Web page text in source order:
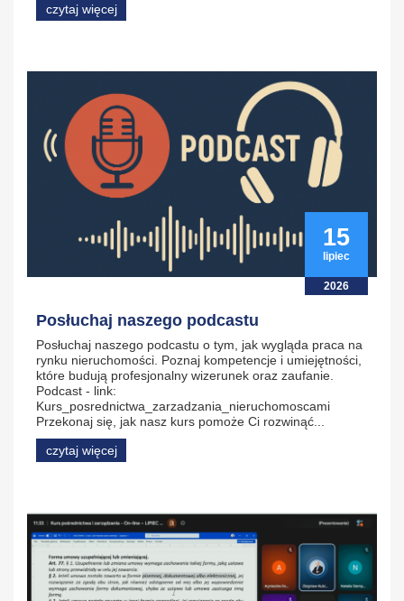
czytaj więcej
15
lipiec
2026
Posłuchaj naszego podcastu
Posłuchaj naszego podcastu o tym, jak wygląda praca na
rynku nieruchomości. Poznaj kompetencje i umiejętności,
które budują profesjonalny wizerunek oraz zaufanie.
Podcast - link:
Kurs_posrednictwa_zarzadzania_nieruchomoscami
Przekonaj się, jak nasz kurs pomoże Ci rozwinąć...
czytaj więcej